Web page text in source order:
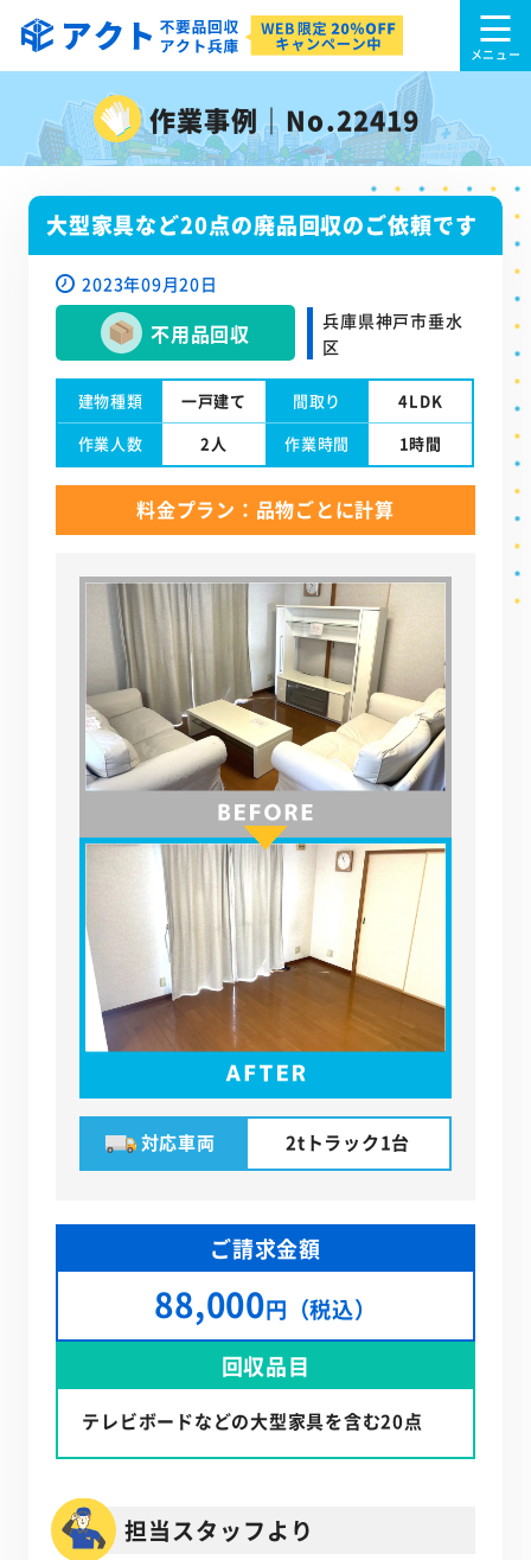
作業事例｜No.22419
大型家具など20点の廃品回収のご依頼です
2023年09月20日
不用品回収
兵庫県神戸市垂水
区
建物種類 一戸建て 間取り
4LDK
作業人数
2人 作業時間 1時間
料金プラン：品物ごとに計算
対応車両 2tトラック1台
ご請求金額
88,000円（税込）
回収品目
テレビボードなどの大型家具を含む20点
担当スタッフより